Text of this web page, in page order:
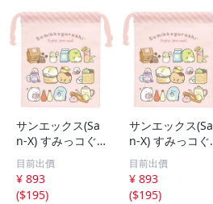
サンエックス(Sa
n-X) すみっコぐ
らし コップ巾着
CA61701 H190×
W155×D80mm
目前出價
¥ 893
($195)
サンエックス(Sa
n-X) すみっコぐ
らし コップ巾着
CA61701 H190×
W155×D80mm
目前出價
¥ 893
($195)